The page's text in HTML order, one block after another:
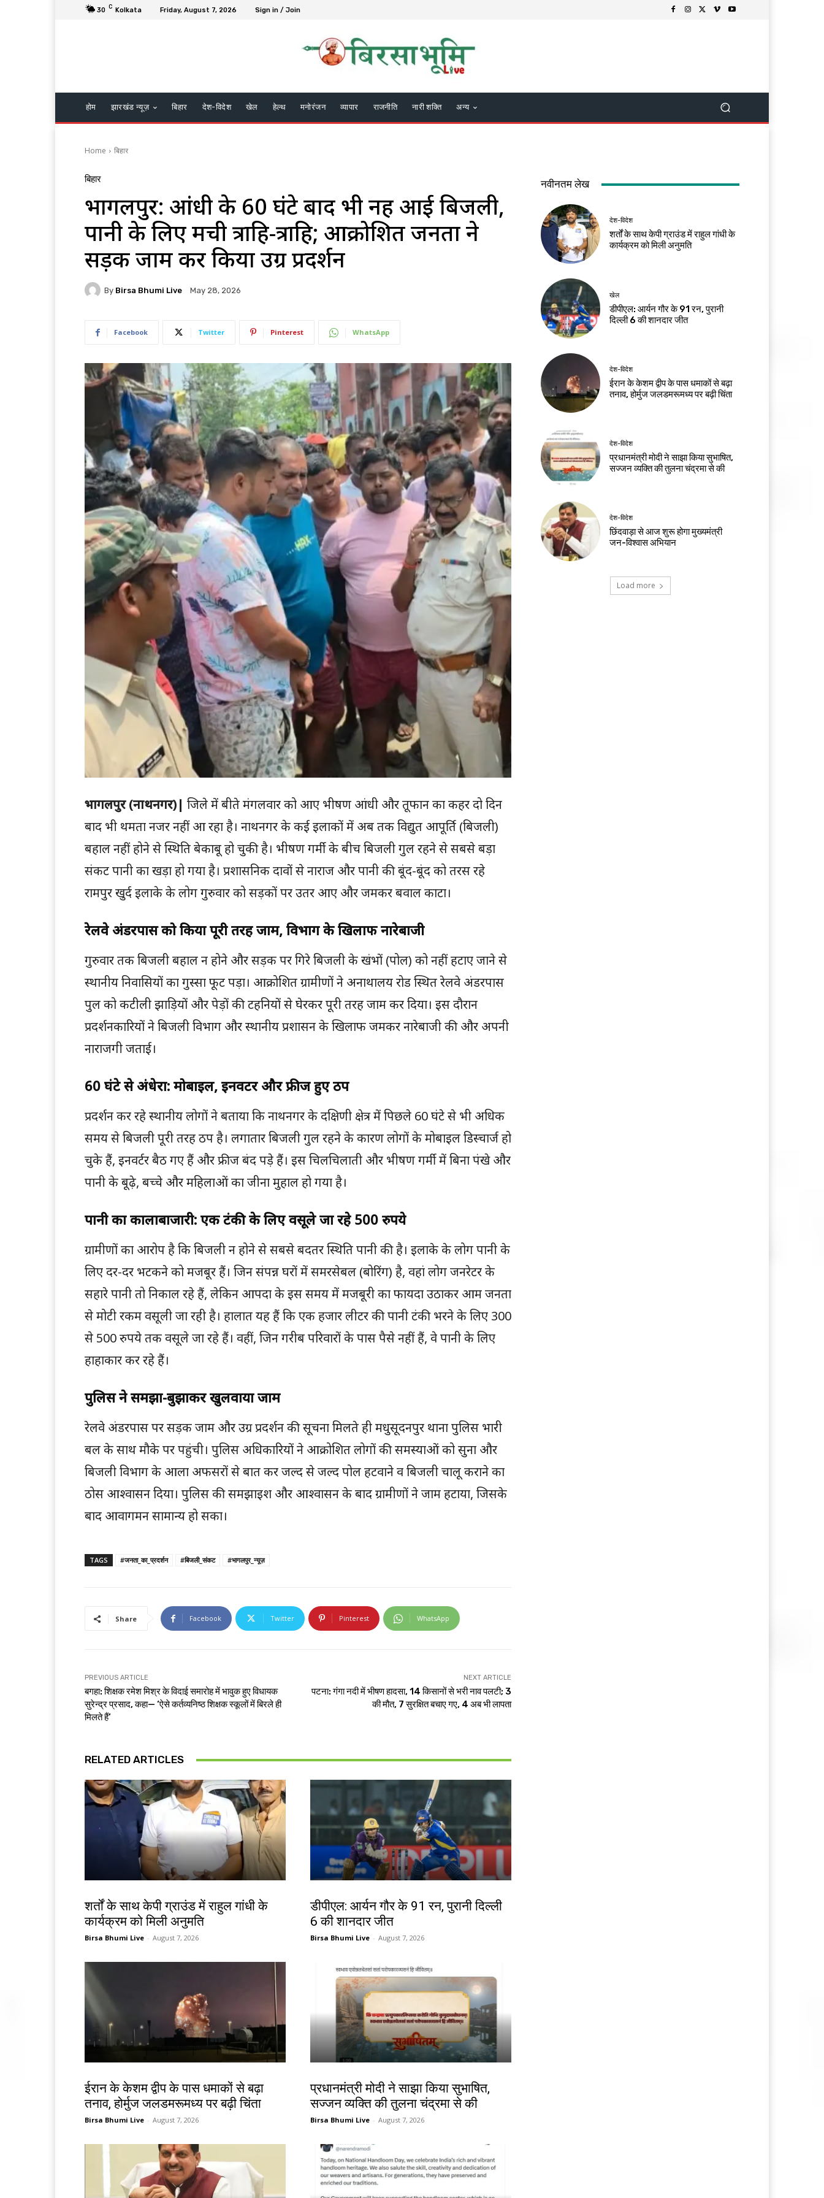
30 C Kolkata Friday, August 7, 2026 Sign in / Join
होम झारखंड न्यूज़ बिहार देश-विदेश खेल हेल्थ मनोरंजन व्यापार राजनीति नारी शक्ति अन्य
Home बिहार
बिहार
भागलपुर: आंधी के 60 घंटे बाद भी नहीं आई बिजली,
पानी के लिए मची त्राहि-त्राहि; आक्रोशित जनता ने
सड़क जाम कर किया उग्र प्रदर्शन
By Birsa Bhumi Live May 28, 2026
Facebook Twitter Pinterest WhatsApp
भागलपुर (नाथनगर)| जिले में बीते मंगलवार को आए भीषण आंधी और तूफान का कहर दो दिन
बाद भी थमता नजर नहीं आ रहा है। नाथनगर के कई इलाकों में अब तक विद्युत आपूर्ति (बिजली)
बहाल नहीं होने से स्थिति बेकाबू हो चुकी है। भीषण गर्मी के बीच बिजली गुल रहने से सबसे बड़ा
संकट पानी का खड़ा हो गया है। प्रशासनिक दावों से नाराज और पानी की बूंद-बूंद को तरस रहे
रामपुर खुर्द इलाके के लोग गुरुवार को सड़कों पर उतर आए और जमकर बवाल काटा।
रेलवे अंडरपास को किया पूरी तरह जाम, विभाग के खिलाफ नारेबाजी
गुरुवार तक बिजली बहाल न होने और सड़क पर गिरे बिजली के खंभों (पोल) को नहीं हटाए जाने से
स्थानीय निवासियों का गुस्सा फूट पड़ा। आक्रोशित ग्रामीणों ने अनाथालय रोड स्थित रेलवे अंडरपास
पुल को कटीली झाड़ियों और पेड़ों की टहनियों से घेरकर पूरी तरह जाम कर दिया। इस दौरान
प्रदर्शनकारियों ने बिजली विभाग और स्थानीय प्रशासन के खिलाफ जमकर नारेबाजी की और अपनी
नाराजगी जताई।
60 घंटे से अंधेरा: मोबाइल, इनवर्टर और फ्रीज हुए ठप
प्रदर्शन कर रहे स्थानीय लोगों ने बताया कि नाथनगर के दक्षिणी क्षेत्र में पिछले 60 घंटे से भी अधिक
समय से बिजली पूरी तरह ठप है। लगातार बिजली गुल रहने के कारण लोगों के मोबाइल डिस्चार्ज हो
चुके हैं, इनवर्टर बैठ गए हैं और फ्रीज बंद पड़े हैं। इस चिलचिलाती और भीषण गर्मी में बिना पंखे और
पानी के बूढ़े, बच्चे और महिलाओं का जीना मुहाल हो गया है।
पानी का कालाबाजारी: एक टंकी के लिए वसूले जा रहे 500 रुपये
ग्रामीणों का आरोप है कि बिजली न होने से सबसे बदतर स्थिति पानी की है। इलाके के लोग पानी के
लिए दर-दर भटकने को मजबूर हैं। जिन संपन्न घरों में समरसेबल (बोरिंग) है, वहां लोग जनरेटर के
सहारे पानी तो निकाल रहे हैं, लेकिन आपदा के इस समय में मजबूरी का फायदा उठाकर आम जनता
से मोटी रकम वसूली जा रही है। हालात यह हैं कि एक हजार लीटर की पानी टंकी भरने के लिए 300
से 500 रुपये तक वसूले जा रहे हैं। वहीं, जिन गरीब परिवारों के पास पैसे नहीं हैं, वे पानी के लिए
हाहाकार कर रहे हैं।
पुलिस ने समझा-बुझाकर खुलवाया जाम
रेलवे अंडरपास पर सड़क जाम और उग्र प्रदर्शन की सूचना मिलते ही मधुसूदनपुर थाना पुलिस भारी
बल के साथ मौके पर पहुंची। पुलिस अधिकारियों ने आक्रोशित लोगों की समस्याओं को सुना और
बिजली विभाग के आला अफसरों से बात कर जल्द से जल्द पोल हटवाने व बिजली चालू कराने का
ठोस आश्वासन दिया। पुलिस की समझाइश और आश्वासन के बाद ग्रामीणों ने जाम हटाया, जिसके
बाद आवागमन सामान्य हो सका।
TAGS #जनता_का_प्रदर्शन #बिजली_संकट #भागलपुर_न्यूज़
Share Facebook Twitter Pinterest WhatsApp
PREVIOUS ARTICLE
बगहा: शिक्षक रमेश मिश्र के विदाई समारोह में भावुक हुए विधायक
सुरेन्द्र प्रसाद, कहा— ‘ऐसे कर्तव्यनिष्ठ शिक्षक स्कूलों में बिरले ही
मिलते हैं’
NEXT ARTICLE
पटना: गंगा नदी में भीषण हादसा, 14 किसानों से भरी नाव पलटी; 3
की मौत, 7 सुरक्षित बचाए गए, 4 अब भी लापता
RELATED ARTICLES
शर्तों के साथ केपी ग्राउंड में राहुल गांधी के
कार्यक्रम को मिली अनुमति
Birsa Bhumi Live - August 7, 2026
डीपीएल: आर्यन गौर के 91 रन, पुरानी दिल्ली
6 की शानदार जीत
Birsa Bhumi Live - August 7, 2026
ईरान के केशम द्वीप के पास धमाकों से बढ़ा
तनाव, होर्मुज जलडमरूमध्य पर बढ़ी चिंता
Birsa Bhumi Live - August 7, 2026
प्रधानमंत्री मोदी ने साझा किया सुभाषित,
सज्जन व्यक्ति की तुलना चंद्रमा से की
Birsa Bhumi Live - August 7, 2026
नवीनतम लेख
देश-विदेश
शर्तों के साथ केपी ग्राउंड में राहुल गांधी के
कार्यक्रम को मिली अनुमति
खेल
डीपीएल: आर्यन गौर के 91 रन, पुरानी
दिल्ली 6 की शानदार जीत
देश-विदेश
ईरान के केशम द्वीप के पास धमाकों से बढ़ा
तनाव, होर्मुज जलडमरूमध्य पर बढ़ी चिंता
देश-विदेश
प्रधानमंत्री मोदी ने साझा किया सुभाषित,
सज्जन व्यक्ति की तुलना चंद्रमा से की
देश-विदेश
छिंदवाड़ा से आज शुरू होगा मुख्यमंत्री
जन-विश्वास अभियान
Load more